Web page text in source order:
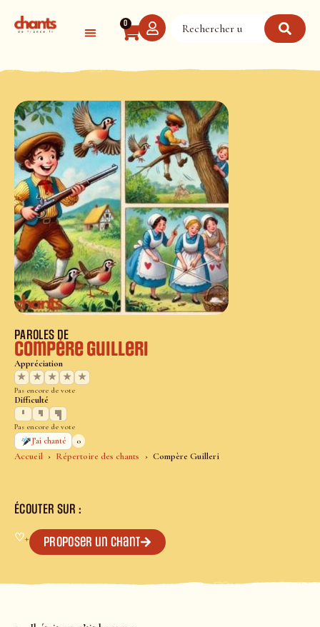
0
Accueil Répertoire des chants Compère Guilleri
PAROLES DE
Compère Guilleri
Appréciation
★
★ ★ ★ ★
Pas encore de vote
Difficulté
Pas encore de vote
J’ai chanté
0
ÉCOUTER SUR :
♡+ Proposer un chant